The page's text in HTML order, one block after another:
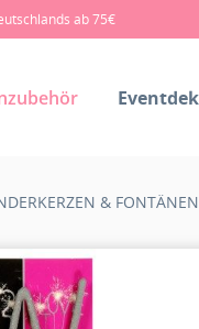
ab 75€
& FONTÄNEN